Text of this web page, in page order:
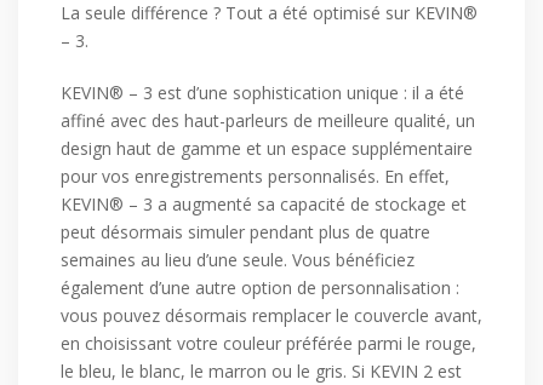
La seule différence ? Tout a été optimisé sur KEVIN®
– 3.
KEVIN® – 3 est d’une sophistication unique : il a été
affiné avec des haut-parleurs de meilleure qualité, un
design haut de gamme et un espace supplémentaire
pour vos enregistrements personnalisés. En effet,
KEVIN® – 3 a augmenté sa capacité de stockage et
peut désormais simuler pendant plus de quatre
semaines au lieu d’une seule. Vous bénéficiez
également d’une autre option de personnalisation :
vous pouvez désormais remplacer le couvercle avant,
en choisissant votre couleur préférée parmi le rouge,
le bleu, le blanc, le marron ou le gris. Si KEVIN 2 est